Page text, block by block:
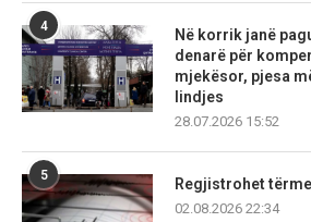
4
Në korrik janë
denarë për
mjekësor, pjesa
lindjes
28.07.2026 15:52
5
Regjistrohet
02.08.2026 22:34